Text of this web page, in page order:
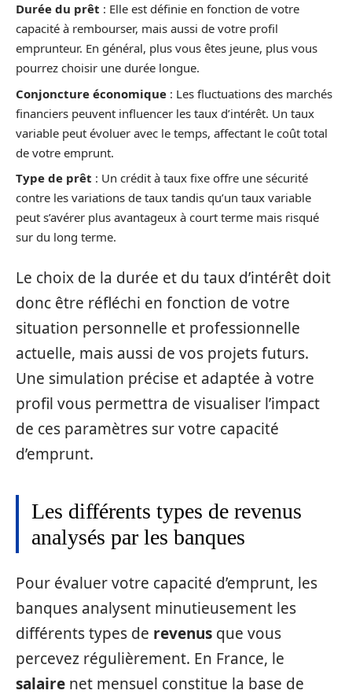
Durée du prêt : Elle est définie en fonction de votre
capacité à rembourser, mais aussi de votre profil
emprunteur. En général, plus vous êtes jeune, plus vous
pourrez choisir une durée longue.
Conjoncture économique : Les fluctuations des marchés
financiers peuvent influencer les taux d’intérêt. Un taux
variable peut évoluer avec le temps, affectant le coût total
de votre emprunt.
Type de prêt : Un crédit à taux fixe offre une sécurité
contre les variations de taux tandis qu’un taux variable
peut s’avérer plus avantageux à court terme mais risqué
sur du long terme.
Le choix de la durée et du taux d’intérêt doit
donc être réfléchi en fonction de votre
situation personnelle et professionnelle
actuelle, mais aussi de vos projets futurs.
Une simulation précise et adaptée à votre
profil vous permettra de visualiser l’impact
de ces paramètres sur votre capacité
d’emprunt.
Les différents types de revenus
analysés par les banques
Pour évaluer votre capacité d’emprunt, les
banques analysent minutieusement les
différents types de revenus que vous
percevez régulièrement. En France, le
salaire net mensuel constitue la base de